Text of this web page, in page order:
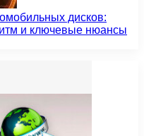
дисков:
и ключевые нюансы